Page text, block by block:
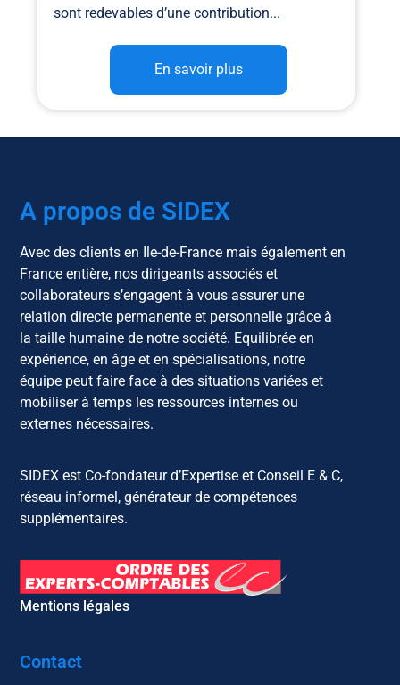
sont redevables d’une contribution...
En savoir plus
A propos de SIDEX
Avec des clients en Ile-de-France mais également en
France entière, nos dirigeants associés et
collaborateurs s’engagent à vous assurer une
relation directe permanente et personnelle grâce à
la taille humaine de notre société. Equilibrée en
expérience, en âge et en spécialisations, notre
équipe peut faire face à des situations variées et
mobiliser à temps les ressources internes ou
externes nécessaires.
SIDEX est Co-fondateur d’Expertise et Conseil E & C,
réseau informel, générateur de compétences
supplémentaires.
Mentions légales
Contact